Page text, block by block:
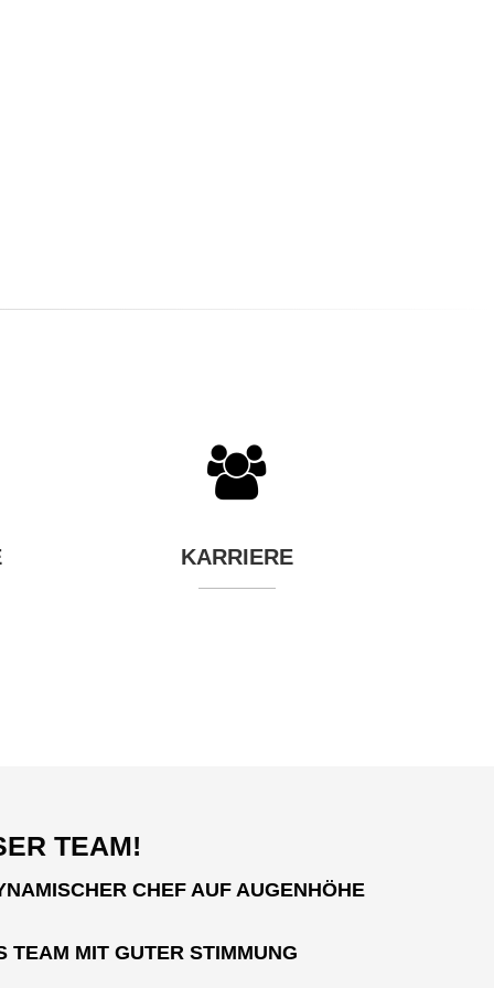
KARRIERE
TEAM!
CHEF AUF AUGENHÖHE
TEAM MIT GUTER STIMMUNG